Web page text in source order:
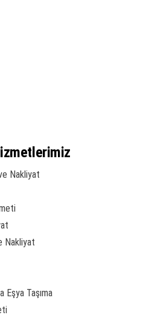
Nakliyat
Nakliyat
Eşya Taşıma